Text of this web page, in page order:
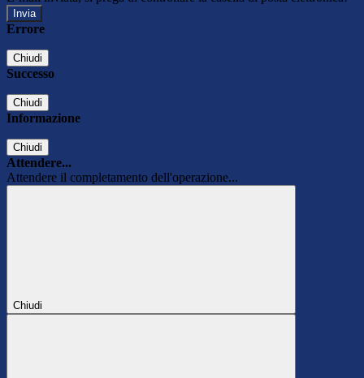
Errore
Chiudi
Successo
Chiudi
Informazione
Chiudi
Attendere...
Attendere il completamento dell'operazione...
Chiudi